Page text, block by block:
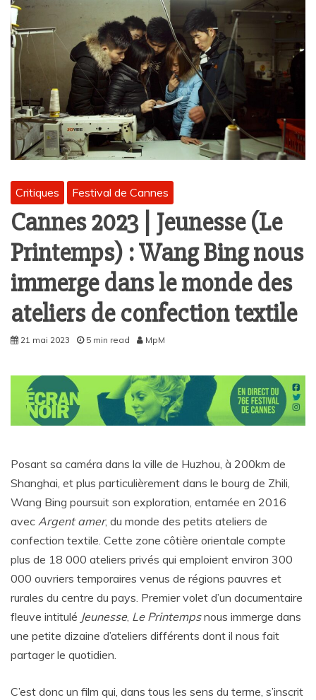
Critiques Festival de Cannes
Cannes 2023 | Jeunesse (Le
Printemps) : Wang Bing nous
immerge dans le monde des
ateliers de confection textile
21 mai 2023 5 min read MpM
Posant sa caméra dans la ville de Huzhou, à 200km de
Shanghai, et plus particulièrement dans le bourg de Zhili,
Wang Bing poursuit son exploration, entamée en 2016
avec Argent amer, du monde des petits ateliers de
confection textile. Cette zone côtière orientale compte
plus de 18 000 ateliers privés qui emploient environ 300
000 ouvriers temporaires venus de régions pauvres et
rurales du centre du pays. Premier volet d’un documentaire
fleuve intitulé Jeunesse, Le Printempsnous immerge dans
une petite dizaine d’ateliers différents dont il nous fait
partager le quotidien.
C’est donc un film qui, dans tous les sens du terme, s’inscrit